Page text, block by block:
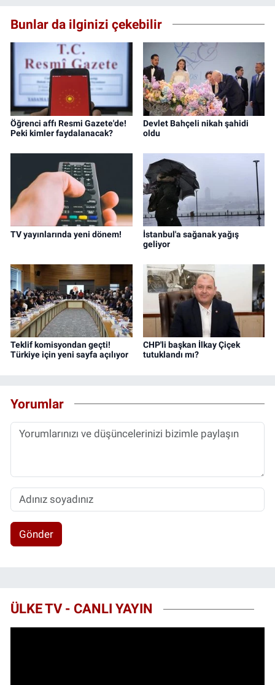
Bunlar da ilginizi çekebilir
Öğrenci affı Resmi Gazete'de!
Peki kimler faydalanacak?
Devlet Bahçeli nikah şahidi
oldu
TV yayınlarında yeni dönem!
İstanbul'a sağanak yağış
geliyor
Teklif komisyondan geçti!
Türkiye için yeni sayfa açılıyor
CHP'li başkan İlkay Çiçek
tutuklandı mı?
Yorumlar
Gönder
ÜLKE TV - CANLI YAYIN